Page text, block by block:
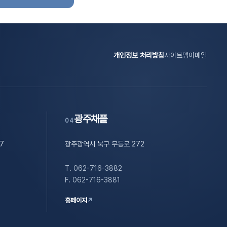
개인정보 처리방침사이트맵이메일
04광주채플
광주광역시 북구 무등로 272
T. 062-716-3882
F. 062-716-3881
홈페이지 ↗